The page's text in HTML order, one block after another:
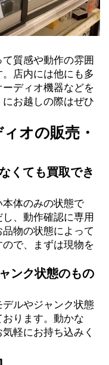
質感や動作の雰囲
店内には他にも多
ディオ機器などを
お越しの際はぜひ
オの販売・
くても買取でき
体のみの状態で
、動作確認に専用
物の状態によって
で、まずは現物を
ンク状態のもの
ルやジャンク状態
ります。動かな
軽にお持ち込みく